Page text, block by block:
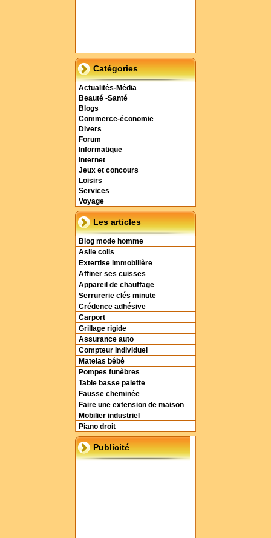
Catégories
Actualités-Média
Beauté -Santé
Blogs
Commerce-économie
Divers
Forum
Informatique
Internet
Jeux et concours
Loisirs
Services
Voyage
Les articles
Blog mode homme
Asile colis
Extertise immobilière
Affiner ses cuisses
Appareil de chauffage
Serrurerie clés minute
Crédence adhésive
Carport
Grillage rigide
Assurance auto
Compteur individuel
Matelas bébé
Pompes funèbres
Table basse palette
Fausse cheminée
Faire une extension de maison
Mobilier industriel
Piano droit
Publicité